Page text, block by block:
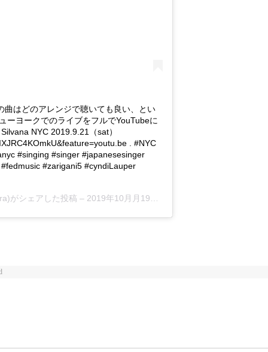
はどのアレンジで聴いても良い、とい
ーヨークでのライブをフルでYouTubeに
NYC 2019.9.21（sat）
. #NYC
#singing #singer #japanesesinger
#zarigani5 #cyndiLauper
がシェアした投稿 – 2019年10月月19日午前3時28分PDT